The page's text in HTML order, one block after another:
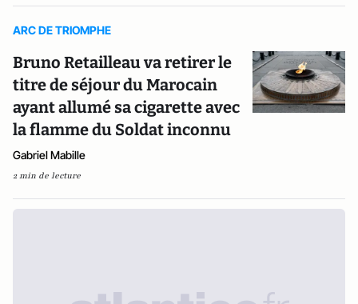
ARC DE TRIOMPHE
Bruno Retailleau va retirer le
titre de séjour du Marocain
ayant allumé sa cigarette avec
la flamme du Soldat inconnu
Gabriel Mabille
2 min de lecture